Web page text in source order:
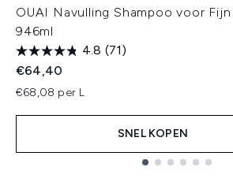
OUAI Navulling Shampoo voor
946ml
4.8 (71)
€64,40
€68,08 per L
SNEL KOPEN